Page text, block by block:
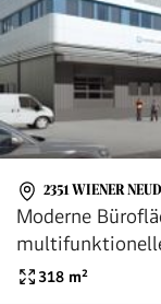
2351 WIENER
Moderne
provisionsfrei -
318 m²